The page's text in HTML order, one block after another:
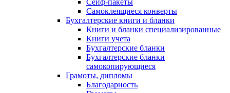
Сейф-пакеты
Самоклеящиеся конверты
Бухгалтерские книги и бланки
Книги и бланки специализированные
Книги учета
Бухгалтерские бланки
Бухгалтерские бланки
самокопирующиеся
Грамоты, дипломы
Благодарность